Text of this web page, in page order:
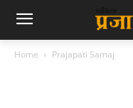
Home Prajapati Samaj